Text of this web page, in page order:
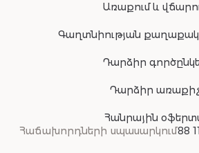
Առաքում և
Գաղտնիության
Դարձիր
Դարձիր առաքիչ
Հանրային
Հաճախորդների սպասարկում88 11